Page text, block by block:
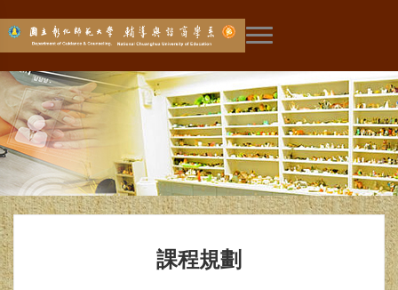
展開主選單
課程規劃